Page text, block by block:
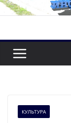
КУЛЬТУРА